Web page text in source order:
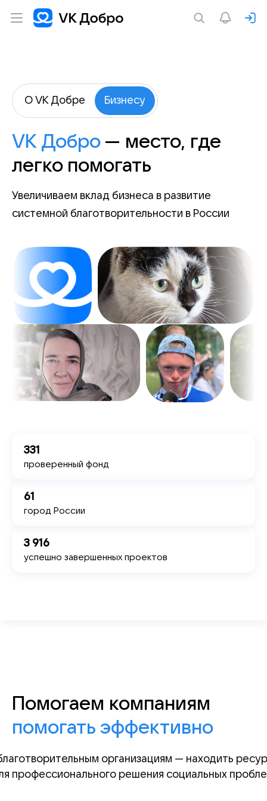
О VK Добре Бизнесу
VK Добро— место, где
легко помогать
Увеличиваем вклад бизнеса в развитие
системной благотворительности в России
331
проверенный фонд
61
город России
3 916
успешно завершенных проектов
Помогаем компаниям
помогать эффективно
организациям — находить
профессионального решения социальных